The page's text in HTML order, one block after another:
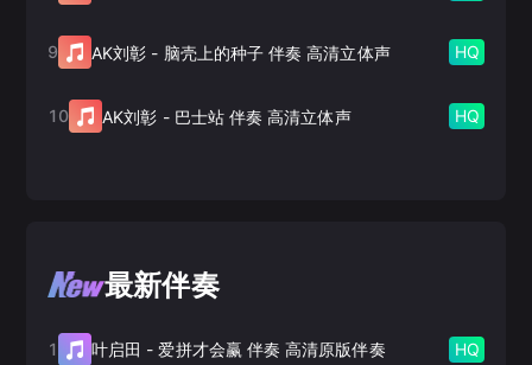
9 AK刘彰 - 脑壳上的种子 伴奏 高清立体声 HQ
10 AK刘彰 - 巴士站 伴奏 高清立体声 HQ
最新伴奏
1 叶启田 -爱拼才会赢 伴奏 高清原版伴奏 HQ